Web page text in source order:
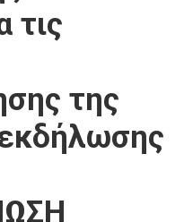
τις
της
εκδήλωσης